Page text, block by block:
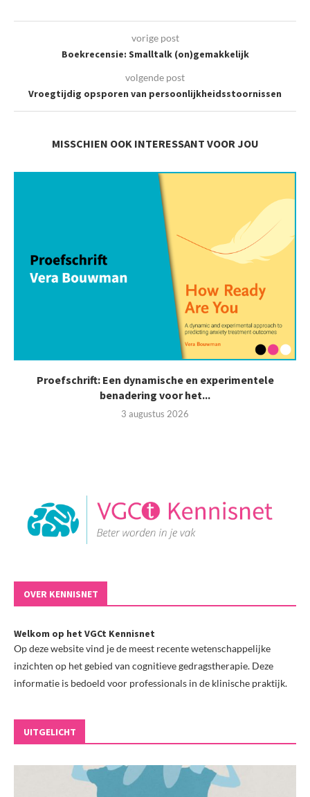
vorige post
Boekrecensie: Smalltalk (on)gemakkelijk
volgende post
Vroegtijdig opsporen van persoonlijkheidsstoornissen
MISSCHIEN OOK INTERESSANT VOOR JOU
Proefschrift: Een dynamische en experimentele
benadering voor het...
3 augustus 2026
OVER KENNISNET
Welkom op het VGCt Kennisnet
Op deze website vind je de meest recente wetenschappelijke
inzichten op het gebied van cognitieve gedragstherapie. Deze
informatie is bedoeld voor professionals in de klinische praktijk.
UITGELICHT